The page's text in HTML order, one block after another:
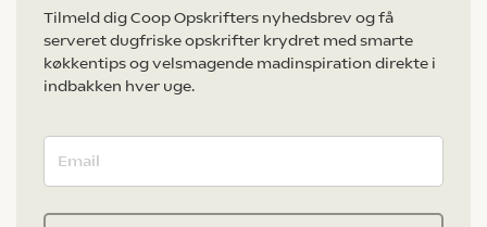
Tilmeld dig Coop Opskrifters nyhedsbrev og få
serveret dugfriske opskrifter krydret med smarte
køkkentips og velsmagende madinspiration direkte i
indbakken hver uge.